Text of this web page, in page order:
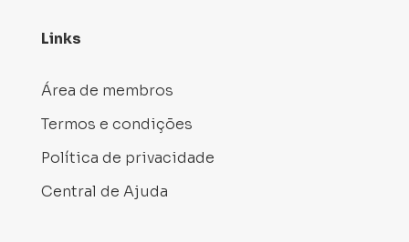
Links
Área de membros
Termos e condições
Política de privacidade
Central de Ajuda